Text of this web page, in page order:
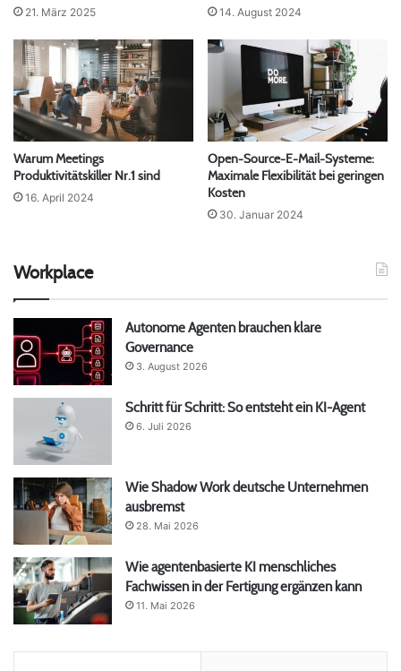
21. März 2025 14. August 2024
Warum Meetings
Produktivitätskiller Nr.1 sind
16. April 2024
Open-Source-E-Mail-Systeme:
Maximale Flexibilität bei geringen
Kosten
30. Januar 2024
Workplace
Autonome Agenten brauchen klare
Governance
3. August 2026
Schritt für Schritt: So entsteht ein KI-Agent
6. Juli 2026
Wie Shadow Work deutsche Unternehmen
ausbremst
28. Mai 2026
Wie agentenbasierte KI menschliches
Fachwissen in der Fertigung ergänzen kann
11. Mai 2026